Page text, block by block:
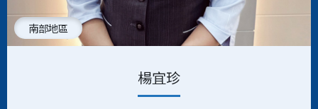
南部地區
楊宜珍